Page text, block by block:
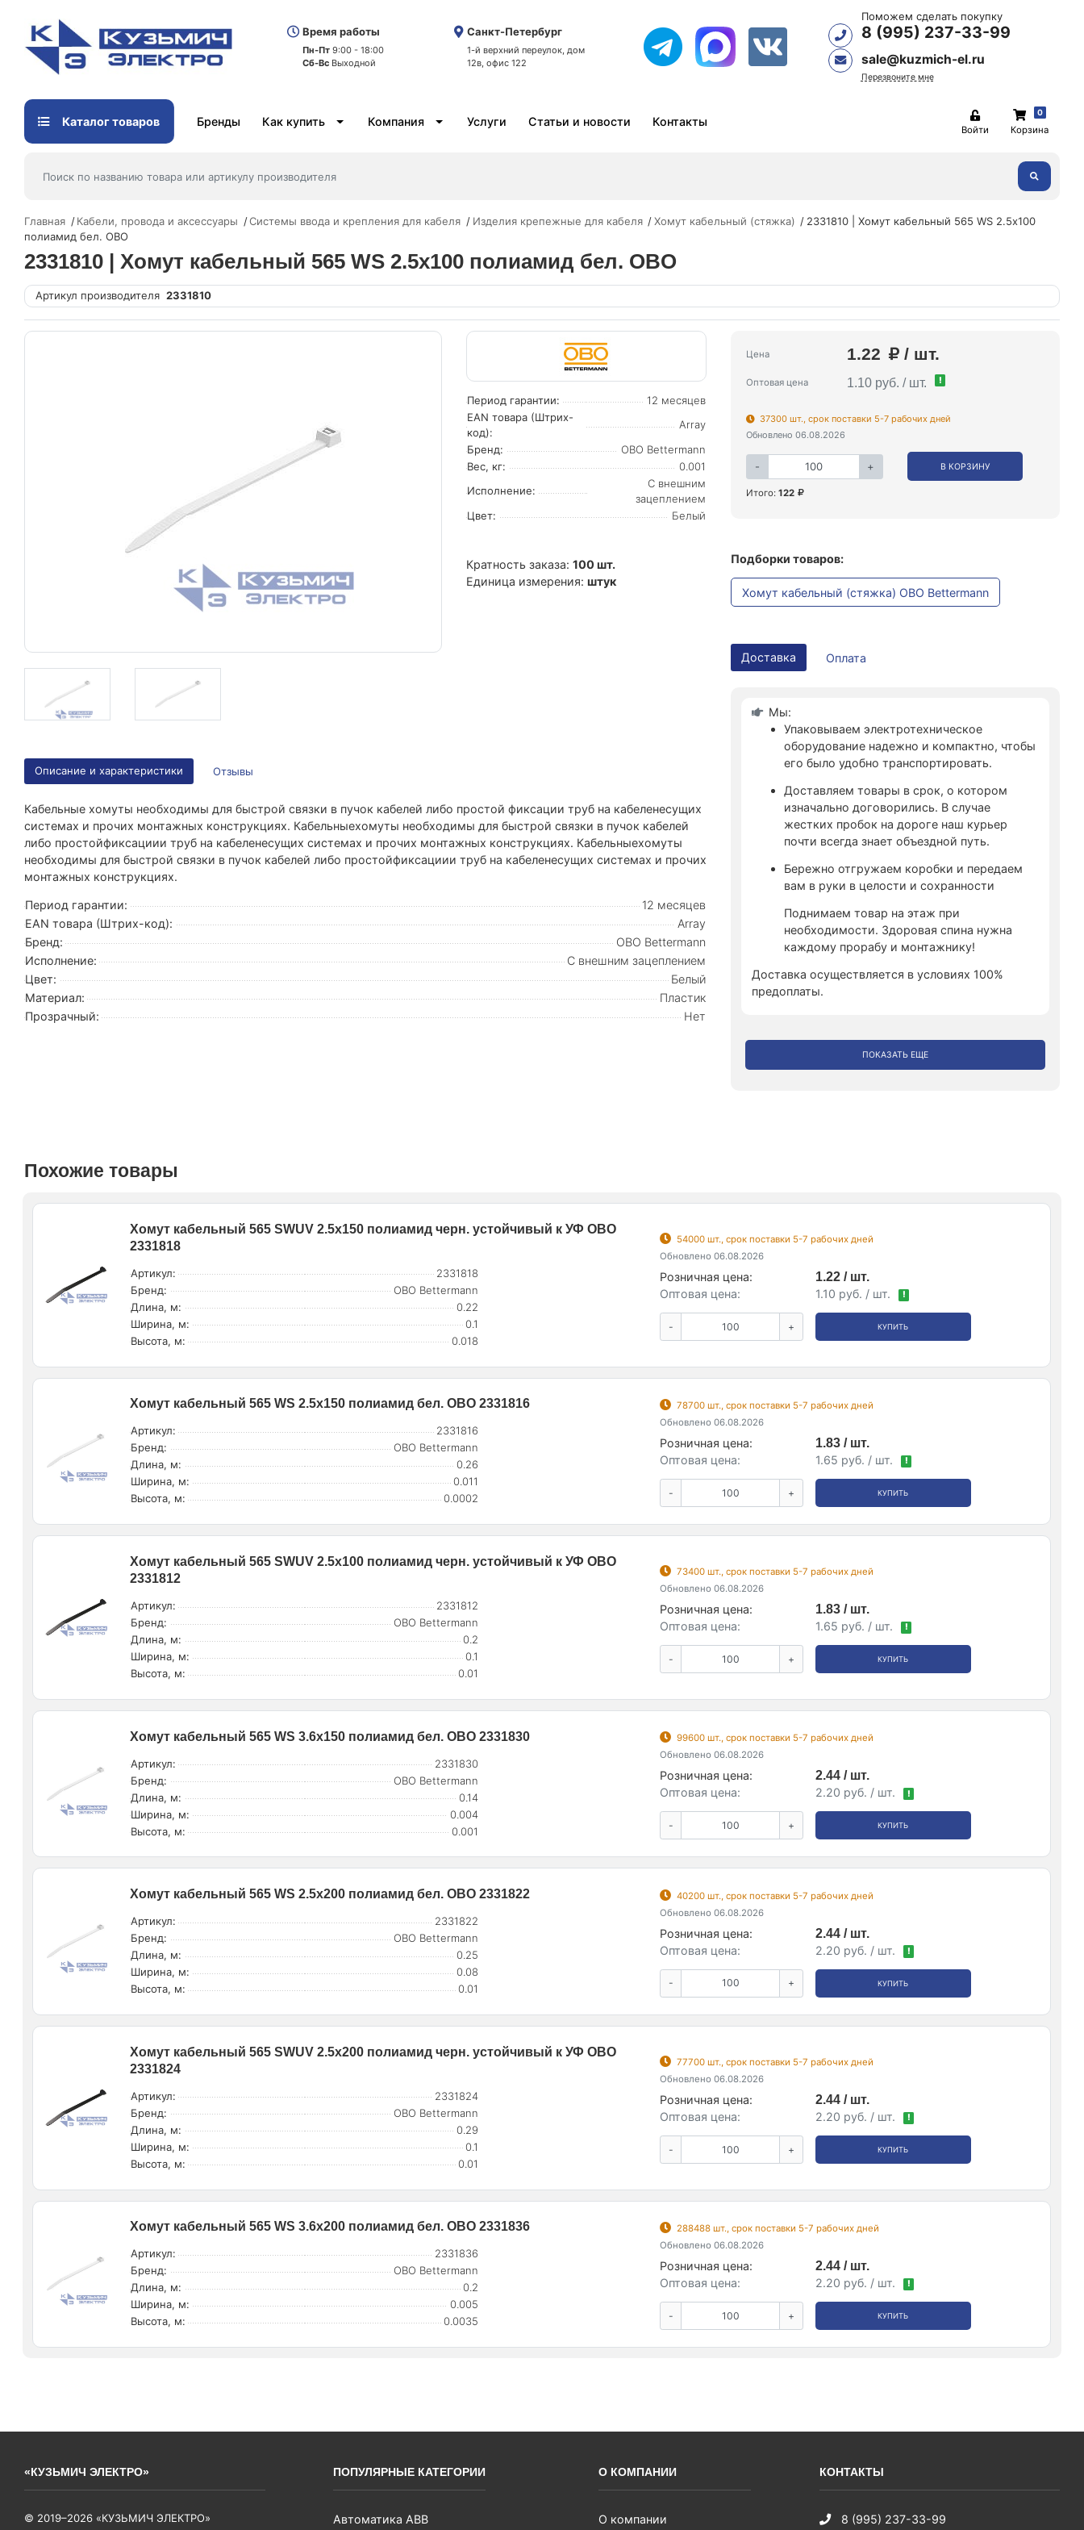
Время работы
Пн-Пт 9:00 - 18:00
Сб-Вс Выходной
Санкт-Петербург
1-й верхний переулок, дом
12в, офис 122
Поможем сделать покупку
8 (995) 237-33-99
sale@kuzmich-el.ru
Перезвоните мне
Каталог товаров Бренды Как купить Компания Услуги Статьи и новости Контакты
Войти
0
Корзина
Главная Кабели, провода и аксессуары Системы ввода и крепления для кабеля Изделия крепежные для кабеля Хомут кабельный (стяжка)
2331810 | Хомут кабельный 565 WS 2.5х100
полиамид бел. OBO
2331810 | Хомут кабельный 565 WS 2.5х100 полиамид бел. OBO
Артикул производителя 2331810
Период гарантии:
12 месяцев
EAN товара (Штрих-
код):
Array
Бренд:
OBO Bettermann
Вес, кг:
0.001
Исполнение:
С внешним
зацеплением
Цвет:
Белый
Кратность заказа: 100 шт.
Единица измерения: штук
Цена 1.22 / шт.
Оптовая цена 1.10 руб. / шт. !
37300 шт., срок поставки 5-7 рабочих дней
Обновлено 06.08.2026
- + В КОРЗИНУ
Итого: 122
Подборки товаров:
Хомут кабельный (стяжка) OBO Bettermann
Доставка Оплата
Мы:
Упаковываем электротехническое
оборудование надежно и компактно, чтобы
его было удобно транспортировать.
Доставляем товары в срок, о котором
изначально договорились. В случае
жестких пробок на дороге наш курьер
почти всегда знает объездной путь.
Бережно отгружаем коробки и передаем
вам в руки в целости и сохранности
Поднимаем товар на этаж при
необходимости. Здоровая спина нужна
каждому прорабу и монтажнику!
Доставка осуществляется в условиях 100%
предоплаты.
ПОКАЗАТЬ ЕЩЕ
Описание и характеристики Отзывы
Кабельные хомуты необходимы для быстрой связки в пучок кабелей либо простой фиксации труб на кабеленесущих
системах и прочих монтажных конструкциях. Кабельныехомуты необходимы для быстрой связки в пучок кабелей
либо простойфиксациии труб на кабеленесущих системах и прочих монтажных конструкциях. Кабельныехомуты
необходимы для быстрой связки в пучок кабелей либо простойфиксациии труб на кабеленесущих системах и прочих
монтажных конструкциях.
Период гарантии:
12 месяцев
EAN товара (Штрих-код):
Array
Бренд:
OBO Bettermann
Исполнение:
С внешним зацеплением
Цвет:
Белый
Материал:
Пластик
Прозрачный:
Нет
Похожие товары
Хомут кабельный 565 SWUV 2.5х150 полиамид черн. устойчивый к УФ OBO
2331818
Артикул:
2331818
Бренд:
OBO Bettermann
Длина, м:
0.22
Ширина, м:
0.1
Высота, м:
0.018
54000 шт., срок поставки 5-7 рабочих дней
Обновлено 06.08.2026
Розничная цена:
1.22 / шт.
Оптовая цена:
1.10 руб. / шт. !
- + КУПИТЬ
Хомут кабельный 565 WS 2.5х150 полиамид бел. OBO 2331816
Артикул:
2331816
Бренд:
OBO Bettermann
Длина, м:
0.26
Ширина, м:
0.011
Высота, м:
0.0002
78700 шт., срок поставки 5-7 рабочих дней
Обновлено 06.08.2026
Розничная цена:
1.83 / шт.
Оптовая цена:
1.65 руб. / шт. !
- + КУПИТЬ
Хомут кабельный 565 SWUV 2.5х100 полиамид черн. устойчивый к УФ OBO
2331812
Артикул:
2331812
Бренд:
OBO Bettermann
Длина, м:
0.2
Ширина, м:
0.1
Высота, м:
0.01
73400 шт., срок поставки 5-7 рабочих дней
Обновлено 06.08.2026
Розничная цена:
1.83 / шт.
Оптовая цена:
1.65 руб. / шт. !
- + КУПИТЬ
Хомут кабельный 565 WS 3.6х150 полиамид бел. OBO 2331830
Артикул:
2331830
Бренд:
OBO Bettermann
Длина, м:
0.14
Ширина, м:
0.004
Высота, м:
0.001
99600 шт., срок поставки 5-7 рабочих дней
Обновлено 06.08.2026
Розничная цена:
2.44 / шт.
Оптовая цена:
2.20 руб. / шт. !
- + КУПИТЬ
Хомут кабельный 565 WS 2.5х200 полиамид бел. OBO 2331822
Артикул:
2331822
Бренд:
OBO Bettermann
Длина, м:
0.25
Ширина, м:
0.08
Высота, м:
0.01
40200 шт., срок поставки 5-7 рабочих дней
Обновлено 06.08.2026
Розничная цена:
2.44 / шт.
Оптовая цена:
2.20 руб. / шт. !
- + КУПИТЬ
Хомут кабельный 565 SWUV 2.5х200 полиамид черн. устойчивый к УФ OBO
2331824
Артикул:
2331824
Бренд:
OBO Bettermann
Длина, м:
0.29
Ширина, м:
0.1
Высота, м:
0.01
77700 шт., срок поставки 5-7 рабочих дней
Обновлено 06.08.2026
Розничная цена:
2.44 / шт.
Оптовая цена:
2.20 руб. / шт. !
- + КУПИТЬ
Хомут кабельный 565 WS 3.6х200 полиамид бел. OBO 2331836
Артикул:
2331836
Бренд:
OBO Bettermann
Длина, м:
0.2
Ширина, м:
0.005
Высота, м:
0.0035
288488 шт., срок поставки 5-7 рабочих дней
Обновлено 06.08.2026
Розничная цена:
2.44 / шт.
Оптовая цена:
2.20 руб. / шт. !
- + КУПИТЬ
«КУЗЬМИЧ ЭЛЕКТРО»
© 2019–2026 «КУЗЬМИЧ ЭЛЕКТРО»
ПОПУЛЯРНЫЕ КАТЕГОРИИ
Автоматика ABB
О КОМПАНИИ
О компании
КОНТАКТЫ
8 (995) 237-33-99